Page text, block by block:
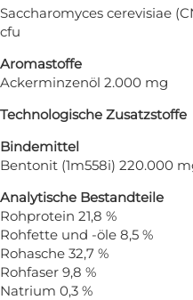
Saccharomyces cerevisiae
cfu
Aromastoffe
Ackerminzenöl 2.000 mg
Technologische Zusatzstoffe
Bindemittel
Bentonit (1m558i) 220.000
Analytische Bestandteile
Rohprotein 21,8 %
Rohfette und -öle 8,5 %
Rohasche 32,7 %
Rohfaser 9,8 %
Natrium 0,3 %